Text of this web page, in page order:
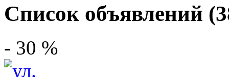
Список объявлений
- 30 %